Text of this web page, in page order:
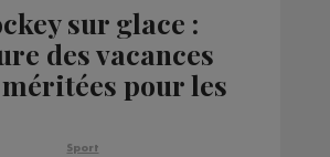
sur glace :
des vacances
pour les
Sport